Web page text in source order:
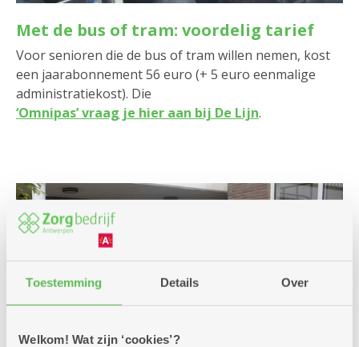
Toestemming Details Over
Welkom! Wat zijn ‘cookies’?
Met de bus of tram: voordelig tarief
Voor senioren die de bus of tram willen nemen, kost
een jaarabonnement 56 euro (+ 5 euro eenmalige
administratiekost). Die
‘Omnipas’ vraag je hier aan bij De Lijn.